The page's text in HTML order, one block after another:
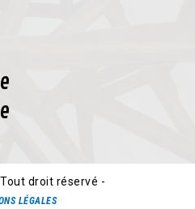
droit réservé -
LÉGALES